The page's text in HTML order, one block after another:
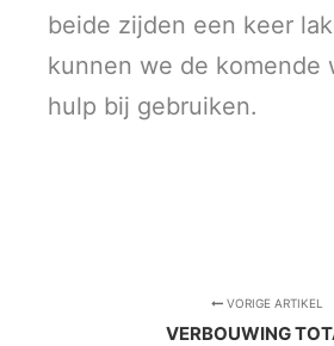
beide zijden een keer
kunnen we de komende
hulp bij gebruiken.
VORIGE ARTIKEL
VERBOUWING